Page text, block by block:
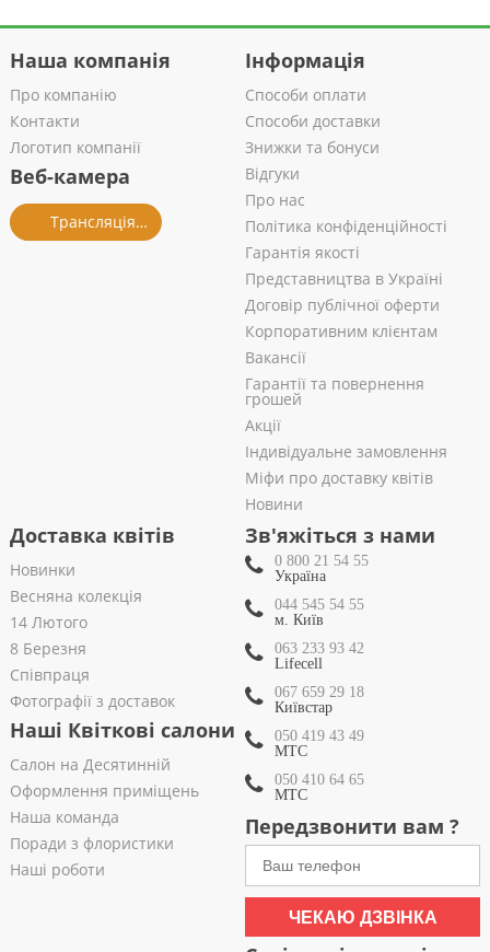
Наша компанія
Про компанію
Контакти
Логотип компанії
Веб-камера
Трансляція із салону
Інформація
Способи оплати
Способи доставки
Знижки та бонуси
Відгуки
Про нас
Політика конфіденційності
Гарантія якості
Представництва в Україні
Договір публічної оферти
Корпоративним клієнтам
Вакансії
Гарантії та повернення
грошей
Акції
Індивідуальне замовлення
Міфи про доставку квітів
Новини
Доставка квітів
Новинки
Весняна колекція
14 Лютого
8 Березня
Співпраця
Фотографії з доставок
Наші Квіткові салони
Салон на Десятинній
Оформлення приміщень
Наша команда
Поради з флористики
Наші роботи
Зв'яжіться з нами
0 800 21 54 55
Україна
044 545 54 55
м. Київ
063 233 93 42
Lifecell
067 659 29 18
Київстар
050 419 43 49
МТС
050 410 64 65
МТС
Передзвонити вам ?
ЧЕКАЮ ДЗВІНКА